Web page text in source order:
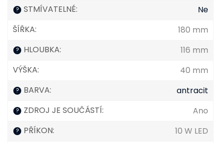
? STMÍVATELNÉ:
Ne
ŠÍŘKA: 180 mm
? HLOUBKA:
116 mm
VÝŠKA: 40 mm
? BARVA: antracit
? ZDROJ JE SOUČÁSTÍ: Ano
? PŘÍKON: 10 W LED